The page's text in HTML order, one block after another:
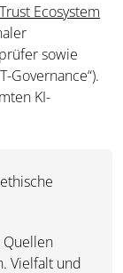
Ecosystem
sowie
Governance“).
KI-
Vielfalt und